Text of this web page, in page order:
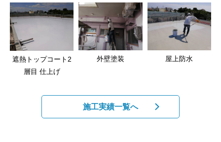
遮熱トップコート2
層目 仕上げ
外壁塗装 屋上防水
施工実績一覧へ